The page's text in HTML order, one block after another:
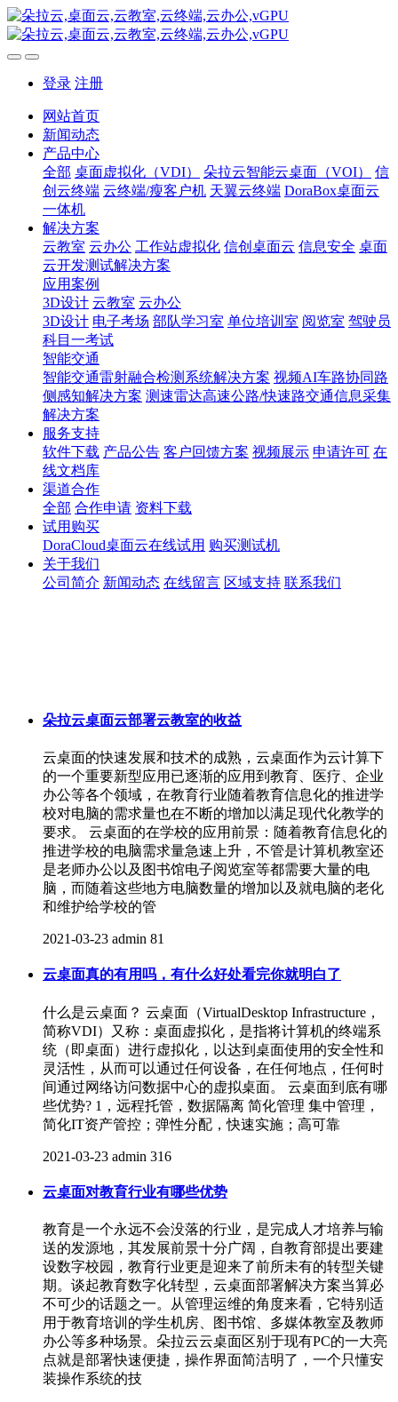
登录 注册
网站首页
新闻动态
产品中心
全部 桌面虚拟化（VDI） 朵拉云智能云桌面（VOI）
信
创云终端 云终端/瘦客户机 天翼云终端 DoraBox桌面云
一体机
解决方案
云教室 云办公 工作站虚拟化 信创桌面云 信息安全 桌面
云开发测试解决方案
应用案例
3D设计 云教室 云办公
3D设计 电子考场 部队学习室 单位培训室 阅览室 驾驶员
科目一考试
智能交通
智能交通雷射融合检测系统解决方案 视频AI车路协同路
侧感知解决方案 测速雷达高速公路/快速路交通信息采集
解决方案
服务支持
软件下载 产品公告 客户回馈方案 视频展示 申请许可 在
线文档库
渠道合作
全部 合作申请 资料下载
试用购买
DoraCloud桌面云在线试用 购买测试机
关于我们
公司简介 新闻动态 在线留言 区域支持 联系我们
朵拉云桌面云部署云教室的收益
云桌面的快速发展和技术的成熟，云桌面作为云计算下
的一个重要新型应用已逐渐的应用到教育、医疗、企业
办公等各个领域，在教育行业随着教育信息化的推进学
校对电脑的需求量也在不断的增加以满足现代化教学的
要求。 云桌面的在学校的应用前景：随着教育信息化的
推进学校的电脑需求量急速上升，不管是计算机教室还
是老师办公以及图书馆电子阅览室等都需要大量的电
脑，而随着这些地方电脑数量的增加以及就电脑的老化
和维护给学校的管
2021-03-23 admin 81
云桌面真的有用吗，有什么好处看完你就明白了
什么是云桌面？ 云桌面（VirtualDesktop Infrastructure，
简称VDI）又称：桌面虚拟化，是指将计算机的终端系
统（即桌面）进行虚拟化，以达到桌面使用的安全性和
灵活性，从而可以通过任何设备，在任何地点，任何时
间通过网络访问数据中心的虚拟桌面。 云桌面到底有哪
些优势? 1，远程托管，数据隔离 简化管理 集中管理，
简化IT资产管控；弹性分配，快速实施；高可靠
2021-03-23 admin 316
云桌面对教育行业有哪些优势
教育是一个永远不会没落的行业，是完成人才培养与输
送的发源地，其发展前景十分广阔，自教育部提出要建
设数字校园，教育行业更是迎来了前所未有的转型关键
期。谈起教育数字化转型，云桌面部署解决方案当算必
不可少的话题之一。从管理运维的角度来看，它特别适
用于教育培训的学生机房、图书馆、多媒体教室及教师
办公等多种场景。朵拉云云桌面区别于现有PC的一大亮
点就是部署快速便捷，操作界面简洁明了，一个只懂安
装操作系统的技